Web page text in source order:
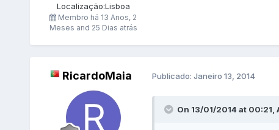
Localização:Lisboa
Membro há 13 Anos, 2
Meses and 25 Dias atrás
RicardoMaia Publicado: Janeiro 13, 2014
On 13/01/2014 at